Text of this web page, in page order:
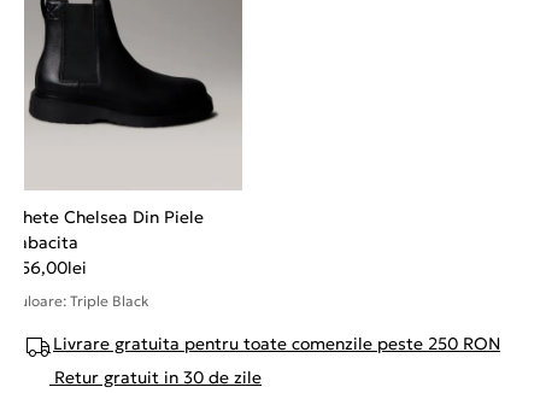
Ghete Chelsea Din Piele
Tabacita
856,00lei
Culoare: Triple Black
Livrare gratuita pentru toate comenzile peste 250 RON
Retur gratuit in 30 de zile